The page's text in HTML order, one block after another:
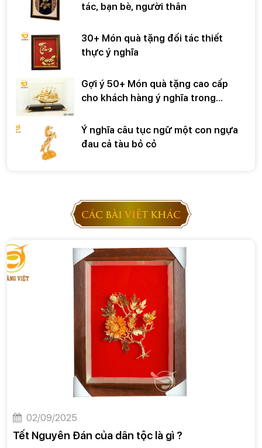
tác, bạn bè, người thân
30+ Món quà tặng đối tác thiết
thực ý nghĩa
Gợi ý 50+ Món quà tặng cao cấp
cho khách hàng ý nghĩa trong
Ý nghĩa câu tục ngữ một con ngựa
đau cả tàu bỏ cỏ
CÁC BÀI VIẾT KHÁC
02/09/2025
Tết Nguyên Đán của dân tộc là gì ?